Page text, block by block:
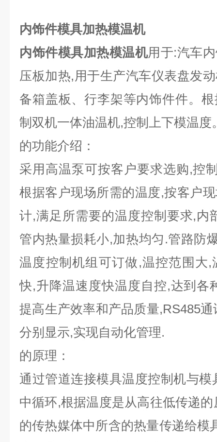
内饰件模具加热模温机
内饰件模具加热模温机用于:汽车
压板加热,用于生产汽车仪表盘发
备箱盖板、行李架等内饰件件。
制双机一体油温机,控制上下模温度
的功能介绍：
采用高温泵可按客户要求选购,控
根据客户现场所需的温度,按客户
计,满足所需要的温度控制要求,内
管内热量损耗小,加热均匀.管路防
温度控制机组可订做,温控范围大
快,升降温速度快温度自控,达到各
提高生产效率和产品质量,RS485
分别显示,实现自动化管理.
的原理：
通过管道连接模具温度控制机与
中循环,根据温度是从高往低传递
的传热媒体中所含的热量传递给模